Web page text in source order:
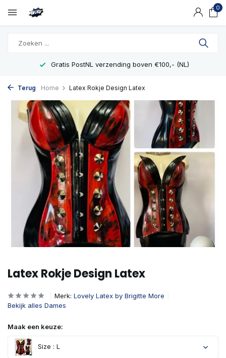
0
Gratis PostNL verzending boven €100,- (NL)
Terug Home Latex Rokje Design Latex
Latex Rokje Design Latex
Merk: Lovely Latex by Brigitte More
Bekijk alles Dames
Maak een keuze:
Size : L